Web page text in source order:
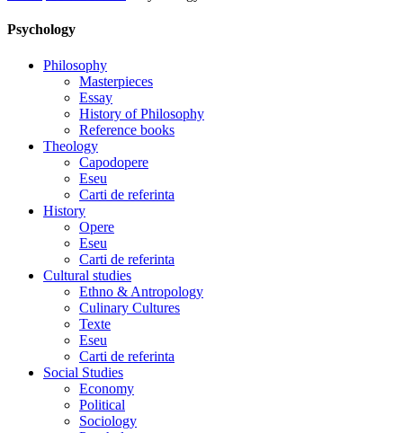
Psychology
Philosophy
Masterpieces
Essay
History of Philosophy
Reference books
Theology
Capodopere
Eseu
Carti de referinta
History
Opere
Eseu
Carti de referinta
Cultural studies
Ethno & Antropology
Culinary Cultures
Texte
Eseu
Carti de referinta
Social Studies
Economy
Political
Sociology